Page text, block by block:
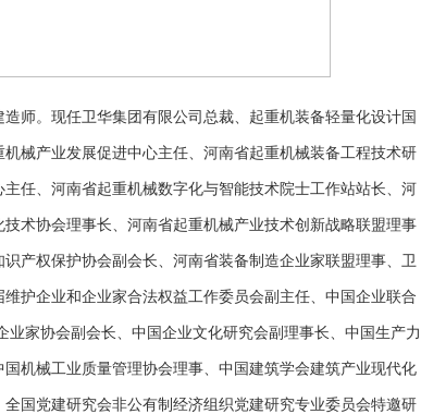
师。现任卫华集团有限公司总裁、起重机装备轻量化设计国
械产业发展促进中心主任、河南省起重机械装备工程技术研
任、河南省起重机械数字化与智能技术院士工作站站长、河
术协会理事长、河南省起重机械产业技术创新战略联盟理事
产权保护协会副会长、河南省装备制造企业家联盟理事、卫
护企业和企业家合法权益工作委员会副主任、中国企业联合
家协会副会长、中国企业文化研究会副理事长、中国生产力
机械工业质量管理协会理事、中国建筑学会建筑产业现代化
国党建研究会非公有制经济组织党建研究专业委员会特邀研